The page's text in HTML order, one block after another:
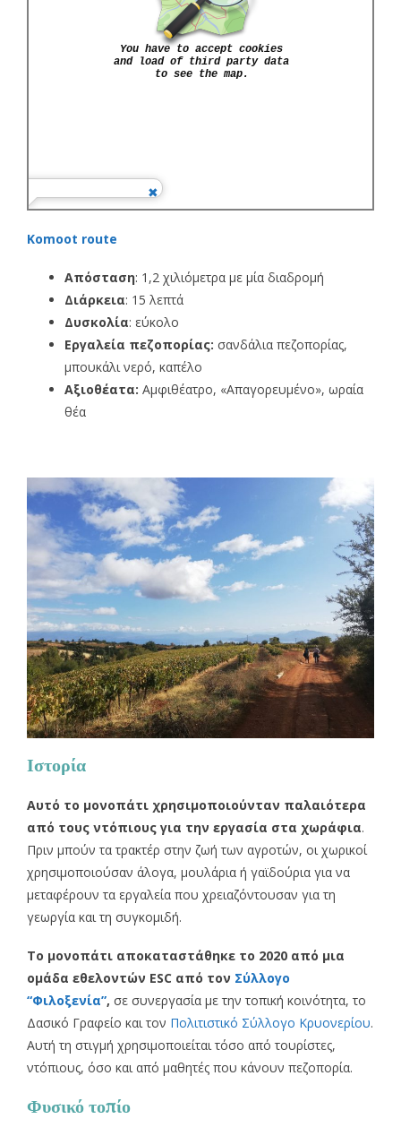
Komoot route
Απόσταση: 1,2 χιλιόμετρα με μία διαδρομή
Διάρκεια: 15 λεπτά
Δυσκολία: εύκολο
Εργαλεία πεζοπορίας: σανδάλια πεζοπορίας,
μπουκάλι νερό, καπέλο
Αξιοθέατα: Αμφιθέατρο, «Απαγορευμένο», ωραία
θέα
Ιστορία
Αυτό το μονοπάτι χρησιμοποιούνταν παλαιότερα
από τους ντόπιους για την εργασία στα χωράφια.
Πριν μπούν τα τρακτέρ στην ζωή των αγροτών, οι χωρικοί
χρησιμοποιούσαν άλογα, μουλάρια ή γαϊδούρια για να
μεταφέρουν τα εργαλεία που χρειαζόντουσαν για τη
γεωργία και τη συγκομιδή.
Το μονοπάτι αποκαταστάθηκε το 2020 από μια
ομάδα εθελοντών ESC από τον Σύλλογο
“Φιλοξενία”, σε συνεργασία με την τοπική κοινότητα, το
Δασικό Γραφείο και τον Πολιτιστικό Σύλλογο Κρυονερίου.
Αυτή τη στιγμή χρησιμοποιείται τόσο από τουρίστες,
ντόπιους, όσο και από μαθητές που κάνουν πεζοπορία.
Φυσικό τοπίο